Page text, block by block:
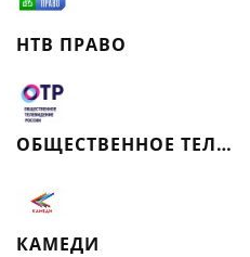
НТВ ПРАВО
ОБЩЕСТВЕННОЕ ТЕЛЕВИДЕНИЕ РОССИИ
КАМЕДИ